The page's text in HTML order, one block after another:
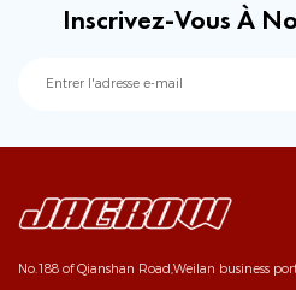
Inscrivez-Vous À
No.188 of Qianshan Road,Weilan business